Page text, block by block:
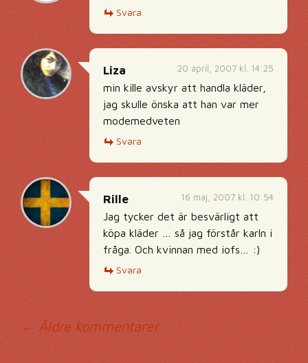
Svara
20 april, 2007 kl. 14:25
Liza
min kille avskyr att handla kläder,
jag skulle önska att han var mer
modemedveten
Svara
16 maj, 2007 kl. 10:54
Rille
Jag tycker det är besvärligt att
köpa kläder … så jag förstår karln i
fråga. Och kvinnan med iofs… :)
Svara
← Äldre kommentarer